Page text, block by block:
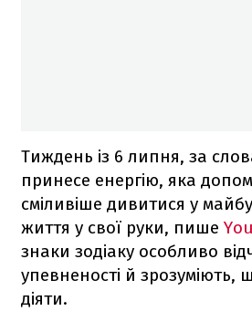
Тиждень із 6 липня, за
принесе енергію, яка
сміливіше дивитися у
життя у свої руки, пише
знаки зодіаку особливо
упевненості й зрозуміють,
діяти.